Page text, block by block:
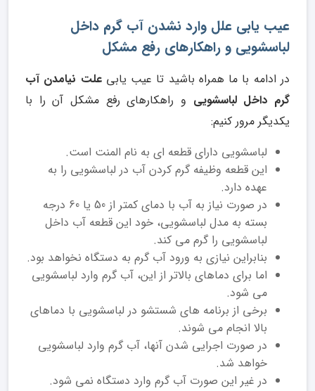
عیب یابی علل وارد نشدن آب گرم داخل
لباسشویی و راهکارهای رفع مشکل
در ادامه با ما همراه باشید تا عیب یابی علت نیامدن آب
گرم داخل لباسشویی و راهکارهای رفع مشکل آن را با
یکدیگر مرور کنیم:
لباسشویی دارای قطعه ای به نام المنت است.
این قطعه وظیفه گرم کردن آب در لباسشویی را به
عهده دارد.
در صورت نیاز به آب با دمای کمتر از 50 یا 60 درجه
بسته به مدل لباسشویی، خود این قطعه آب داخل
لباسشویی را گرم می کند.
بنابراین نیازی به ورود آب گرم به دستگاه نخواهد بود.
اما برای دماهای بالاتر از این، آب گرم وارد لباسشویی
می شود.
برخی از برنامه های شستشو در لباسشویی با دماهای
بالا انجام می شوند.
در صورت اجرایی شدن آنها، آب گرم وارد لباسشویی
خواهد شد.
در غیر این صورت آب گرم وارد دستگاه نمی شود.